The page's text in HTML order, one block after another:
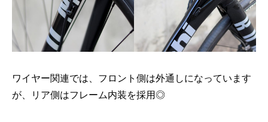
ワイヤー関連では、フロント側は外通しになっています
が、リア側はフレーム内装を採用◎